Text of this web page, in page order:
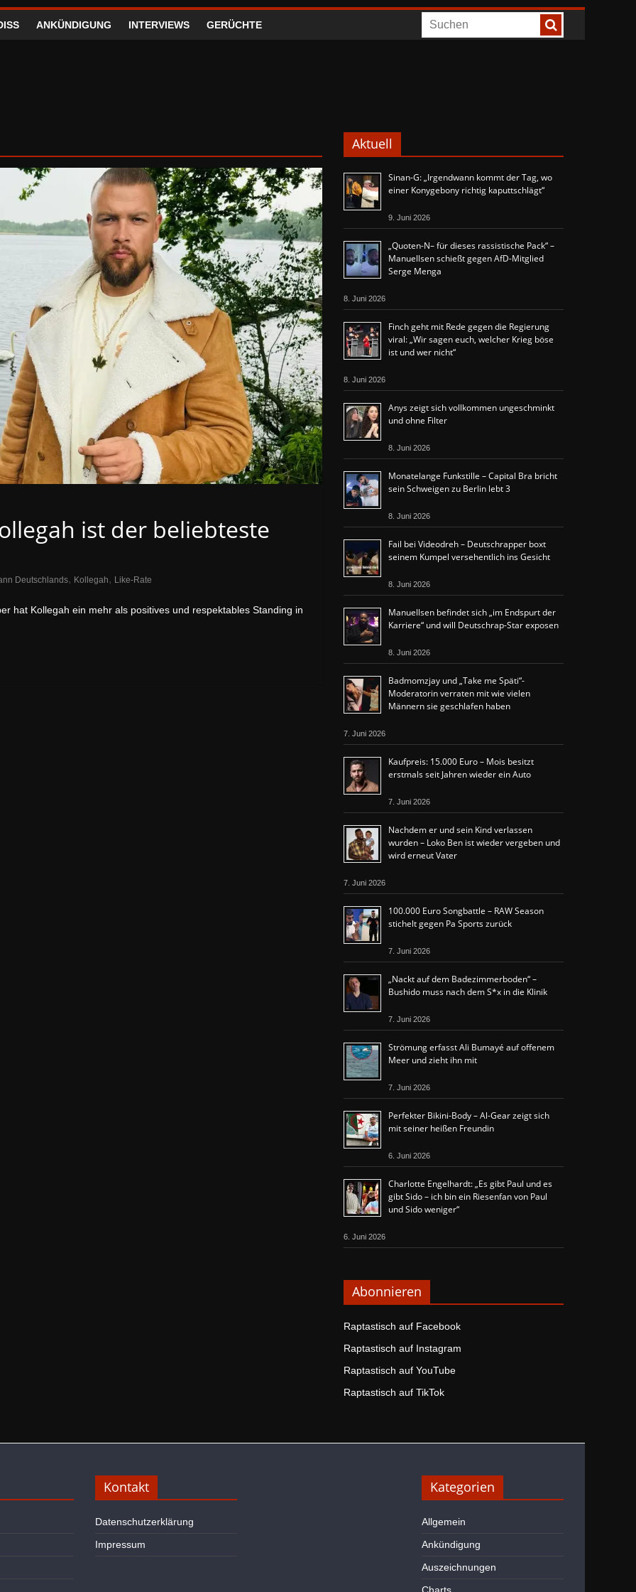
ANKÜNDIGUNG INTERVIEWS GERÜCHTE
ist der beliebteste
Deutschlands, Kollegah, Like-Rate
hat Kollegah ein mehr als positives und respektables Standing in
Aktuell
Sinan-G: „Irgendwann kommt der Tag, wo
einer Konygebony richtig kaputtschlägt“
9. Juni 2026
„Quoten-N– für dieses rassistische Pack“ –
Manuellsen schießt gegen AfD-Mitglied
Serge Menga
8. Juni 2026
Finch geht mit Rede gegen die Regierung
viral: „Wir sagen euch, welcher Krieg böse
ist und wer nicht“
8. Juni 2026
Anys zeigt sich vollkommen ungeschminkt
und ohne Filter
8. Juni 2026
Monatelange Funkstille – Capital Bra bricht
sein Schweigen zu Berlin lebt 3
8. Juni 2026
Fail bei Videodreh – Deutschrapper boxt
seinem Kumpel versehentlich ins Gesicht
8. Juni 2026
Manuellsen befindet sich „im Endspurt der
Karriere“ und will Deutschrap-Star exposen
8. Juni 2026
Badmomzjay und „Take me Späti“-
Moderatorin verraten mit wie vielen
Männern sie geschlafen haben
7. Juni 2026
Kaufpreis: 15.000 Euro – Mois besitzt
erstmals seit Jahren wieder ein Auto
7. Juni 2026
Nachdem er und sein Kind verlassen
wurden – Loko Ben ist wieder vergeben und
wird erneut Vater
7. Juni 2026
100.000 Euro Songbattle – RAW Season
stichelt gegen Pa Sports zurück
7. Juni 2026
„Nackt auf dem Badezimmerboden“ –
Bushido muss nach dem S*x in die Klinik
7. Juni 2026
Strömung erfasst Ali Bumayé auf offenem
Meer und zieht ihn mit
7. Juni 2026
Perfekter Bikini-Body – Al-Gear zeigt sich
mit seiner heißen Freundin
6. Juni 2026
Charlotte Engelhardt: „Es gibt Paul und es
gibt Sido – ich bin ein Riesenfan von Paul
und Sido weniger“
6. Juni 2026
Abonnieren
Raptastisch auf Facebook
Raptastisch auf Instagram
Raptastisch auf YouTube
Raptastisch auf TikTok
Kontakt
Datenschutzerklärung
Impressum
Kategorien
Allgemein
Ankündigung
Auszeichnungen